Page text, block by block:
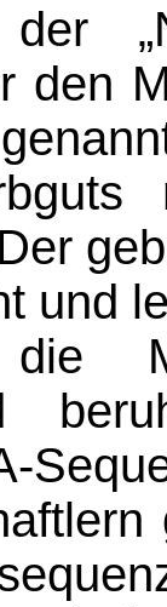
der
den
und